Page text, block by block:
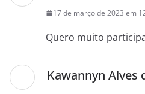
17 de março de 2023 em
Quero muito
Kawannyn Alves